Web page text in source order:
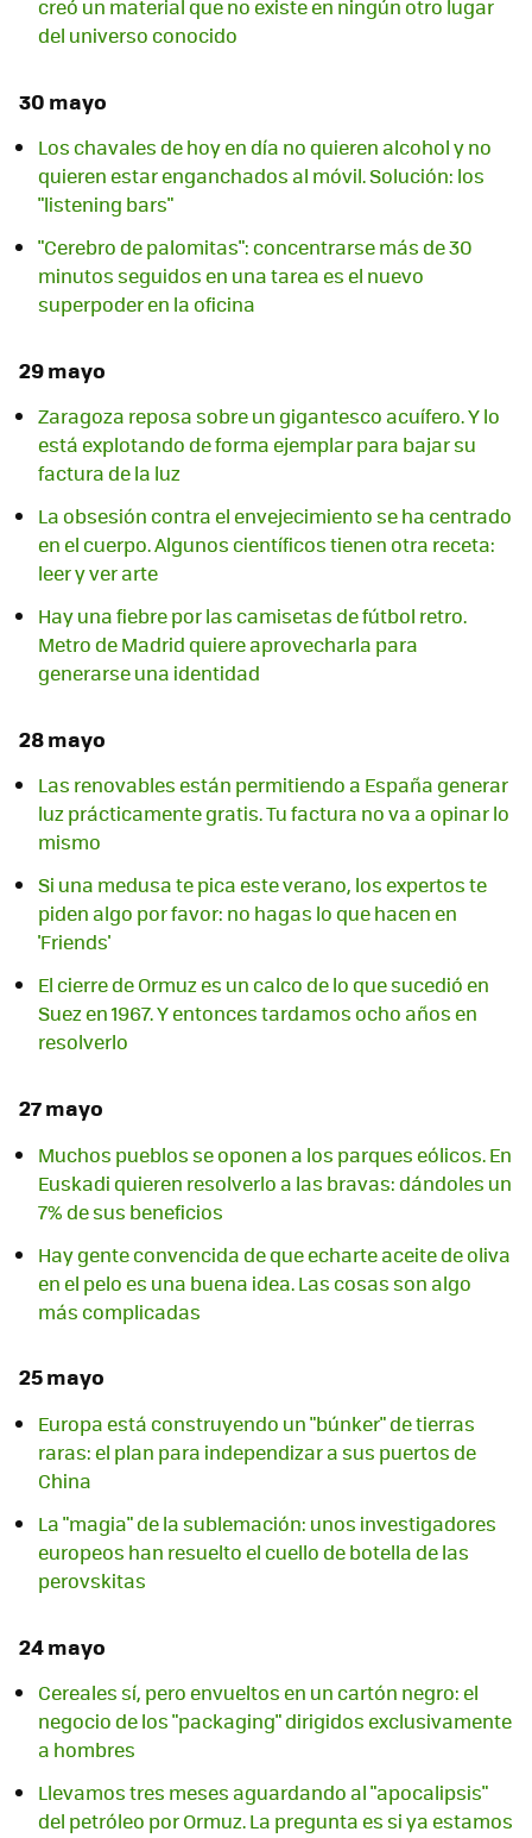
creó un material que no existe en ningún otro lugar
del universo conocido
30 mayo
Los chavales de hoy en día no quieren alcohol y no
quieren estar enganchados al móvil. Solución: los
"listening bars"
"Cerebro de palomitas": concentrarse más de 30
minutos seguidos en una tarea es el nuevo
superpoder en la oficina
29 mayo
Zaragoza reposa sobre un gigantesco acuífero. Y lo
está explotando de forma ejemplar para bajar su
factura de la luz
La obsesión contra el envejecimiento se ha centrado
en el cuerpo. Algunos científicos tienen otra receta:
leer y ver arte
Hay una fiebre por las camisetas de fútbol retro.
Metro de Madrid quiere aprovecharla para
generarse una identidad
28 mayo
Las renovables están permitiendo a España generar
luz prácticamente gratis. Tu factura no va a opinar lo
mismo
Si una medusa te pica este verano, los expertos te
piden algo por favor: no hagas lo que hacen en
'Friends'
El cierre de Ormuz es un calco de lo que sucedió en
Suez en 1967. Y entonces tardamos ocho años en
resolverlo
27 mayo
Muchos pueblos se oponen a los parques eólicos. En
Euskadi quieren resolverlo a las bravas: dándoles un
7% de sus beneficios
Hay gente convencida de que echarte aceite de oliva
en el pelo es una buena idea. Las cosas son algo
más complicadas
25 mayo
Europa está construyendo un "búnker" de tierras
raras: el plan para independizar a sus puertos de
China
La "magia" de la sublemación: unos investigadores
europeos han resuelto el cuello de botella de las
perovskitas
24 mayo
Cereales sí, pero envueltos en un cartón negro: el
negocio de los "packaging" dirigidos exclusivamente
a hombres
Llevamos tres meses aguardando al "apocalipsis"
del petróleo por Ormuz. La pregunta es si ya estamos